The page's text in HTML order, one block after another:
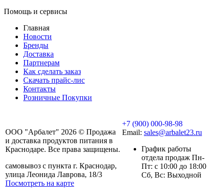
Помощь и сервисы
Главная
Новости
Бренды
Доставка
Партнерам
Как сделать заказ
Скачать прайс-лис
Контакты
Розничные Покупки
ООО "Арбалет" 2026 © Продажа
и доставка продуктов питания в
Краснодаре. Все права защищены.
самовывоз с пункта г. Краснодар,
улица Леонида Лаврова, 18/3
Посмотреть на карте
+7 (900) 000-98-98
Email: sales@arbalet23.ru
График работы
отдела продаж Пн-
Пт: с 10:00 до 18:00
Сб, Вс: Выходной